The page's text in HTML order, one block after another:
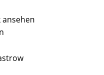
ansehen